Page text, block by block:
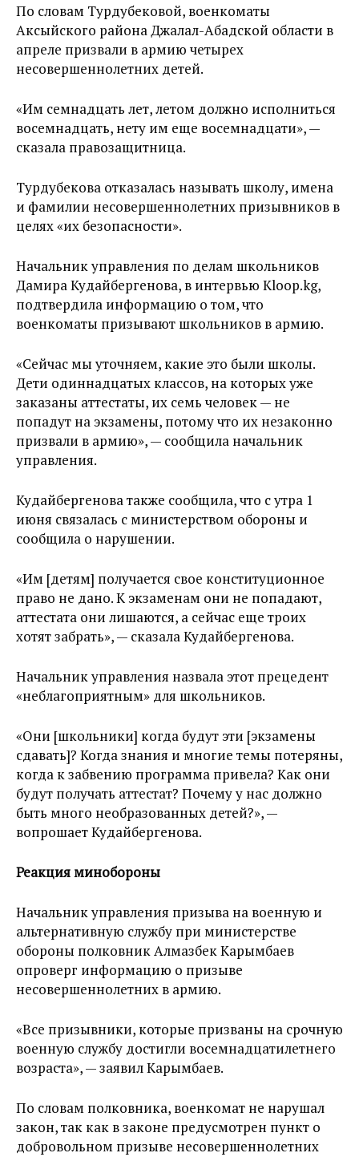
По словам Турдубековой, военкоматы
Аксыйского района Джалал-Абадской области в
апреле призвали в армию четырех
несовершеннолетних детей.
«Им семнадцать лет, летом должно исполниться
восемнадцать, нету им еще восемнадцати», —
сказала правозащитница.
Турдубекова отказалась называть школу, имена
и фамилии несовершеннолетних призывников в
целях «их безопасности».
Начальник управления по делам школьников
Дамира Кудайбергенова, в интервью Kloop.kg,
подтвердила информацию о том, что
военкоматы призывают школьников в армию.
«Сейчас мы уточняем, какие это были школы.
Дети одиннадцатых классов, на которых уже
заказаны аттестаты, их семь человек — не
попадут на экзамены, потому что их незаконно
призвали в армию», — сообщила начальник
управления.
Кудайбергенова также сообщила, что с утра 1
июня связалась с министерством обороны и
сообщила о нарушении.
«Им [детям] получается свое конституционное
право не дано. К экзаменам они не попадают,
аттестата они лишаются, а сейчас еще троих
хотят забрать», — сказала Кудайбергенова.
Начальник управления назвала этот прецедент
«неблагоприятным» для школьников.
«Они [школьники] когда будут эти [экзамены
сдавать]? Когда знания и многие темы потеряны,
когда к забвению программа привела? Как они
будут получать аттестат? Почему у нас должно
быть много необразованных детей?», —
вопрошает Кудайбергенова.
Реакция минобороны
Начальник управления призыва на военную и
альтернативную службу при министерстве
обороны полковник Алмазбек Карымбаев
опроверг информацию о призыве
несовершеннолетних в армию.
«Все призывники, которые призваны на срочную
военную службу достигли восемнадцатилетнего
возраста», — заявил Карымбаев.
По словам полковника, военкомат не нарушал
закон, так как в законе предусмотрен пункт о
добровольном призыве несовершеннолетних